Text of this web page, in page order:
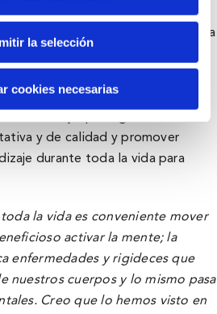
la selección
cookies necesarias
un envejecimiento activo
salud y bienestar de las personas a
También forma parte de los
incluidos en la Agenda
que en su objetivo número
de trabajar para garantizar una
y de calidad y promover
durante toda la vida para
la vida es conveniente mover
activar la mente; la
enfermedades y rigideces que
nuestros cuerpos y lo mismo pasa
Creo que lo hemos visto en